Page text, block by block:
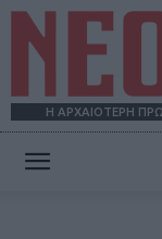
Η ΑΡΧΑΙΟΤΕΡΗ